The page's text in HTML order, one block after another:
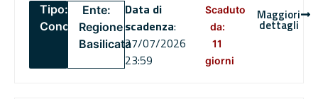
Tipo:
Concorsi
Ente:
Regione
Basilicata
Data di
scadenza:
27/07/2026
23:59
Scaduto
da:
11
giorni
Maggiori
dettagli